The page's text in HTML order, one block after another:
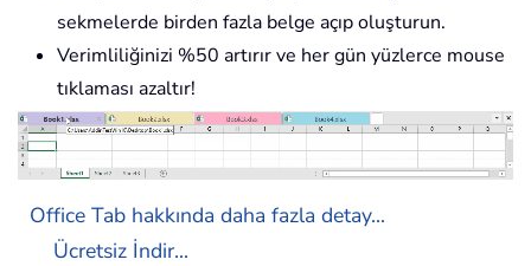
sekmelerde birden fazla belge açıp oluşturun.
Verimliliğinizi %50 artırır ve her gün yüzlerce mouse
tıklaması azaltır!
Office Tab hakkında daha fazla detay...
Ücretsiz İndir...